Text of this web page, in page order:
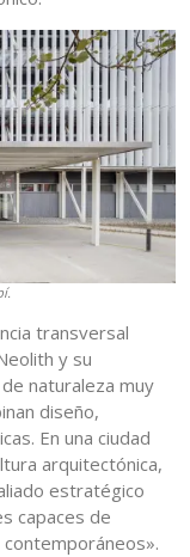
transversal
y su
naturaleza muy
diseño,
En una ciudad
arquitectónica,
estratégico
capaces de